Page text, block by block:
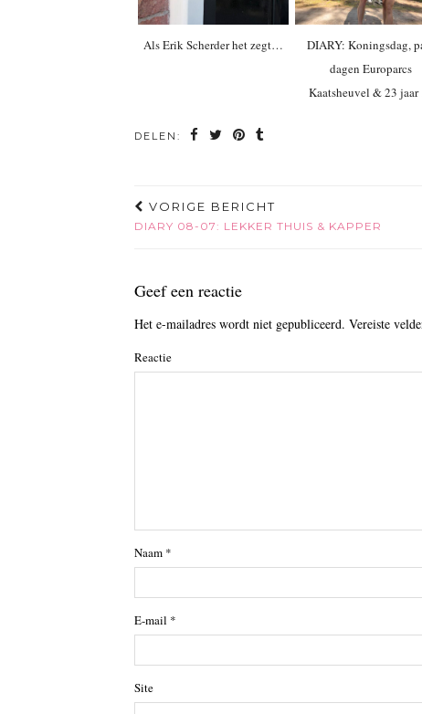
Als Erik Scherder het zegt…
DIARY: Koningsdag,
dagen Europarcs
Kaatsheuvel & 23
DELEN:
VORIGE BERICHT
DIARY 08-07: LEKKER THUIS & KAPPER
Geef een reactie
Het e-mailadres wordt niet gepubliceerd. Vereiste
Reactie
Naam *
E-mail *
Site